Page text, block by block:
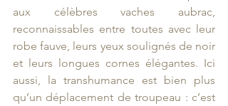
aux célèbres vaches aubrac,
reconnaissables entre toutes avec leur
robe fauve, leurs yeux soulignés de noir
et leurs longues cornes élégantes. Ici
aussi, la transhumance est bien plus
qu’un déplacement de troupeau : c’est